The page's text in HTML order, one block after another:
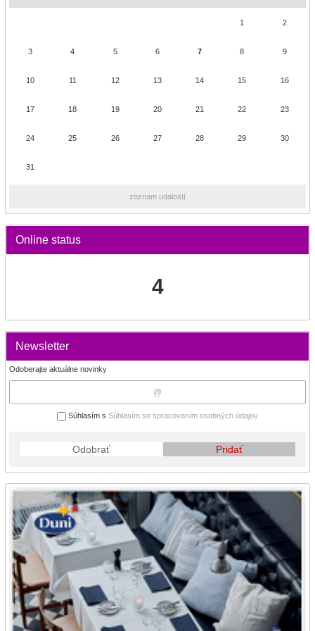
1 2
3 4 5 6 7 8 9
10 11 12 13 14 15 16
17 18 19 20 21 22 23
24 25 26 27 28 29 30
31
zoznam udalostí
Online status
4
Newsletter
Odoberajte aktuálne novinky
Súhlasím s Súhlasím so spracovaním osobných údajov
Odobrať Pridať